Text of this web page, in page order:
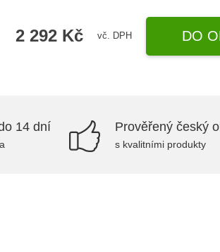
2 292 Kč vč. DPH DO
14 dní Prověřený český
s kvalitními produkty